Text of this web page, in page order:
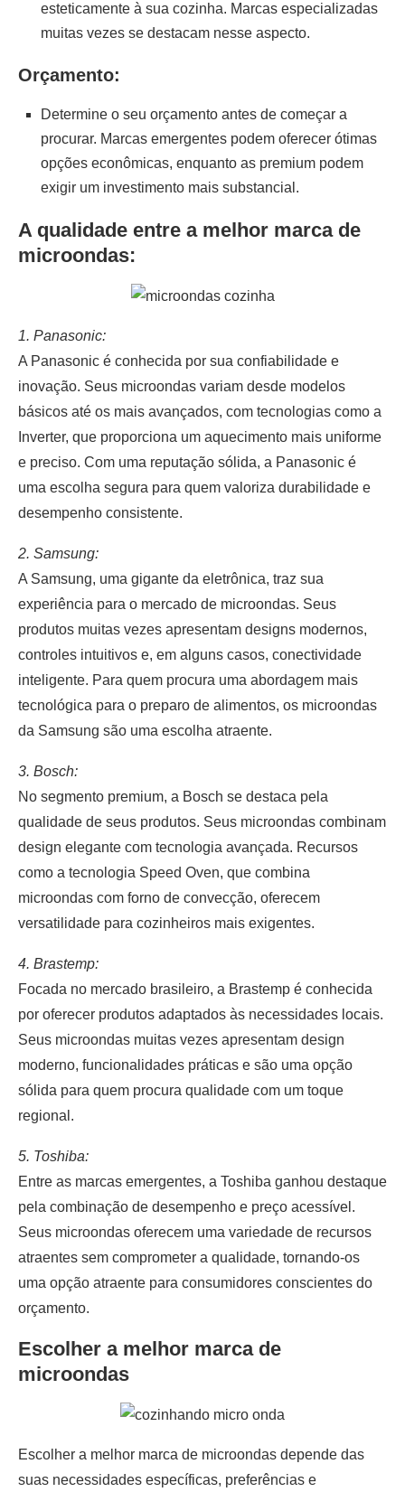
esteticamente à sua cozinha. Marcas especializadas
muitas vezes se destacam nesse aspecto.
Orçamento:
Determine o seu orçamento antes de começar a
procurar. Marcas emergentes podem oferecer ótimas
opções econômicas, enquanto as premium podem
exigir um investimento mais substancial.
A qualidade entre a melhor marca de
microondas:
1. Panasonic:
A Panasonic é conhecida por sua confiabilidade e
inovação. Seus microondas variam desde modelos
básicos até os mais avançados, com tecnologias como a
Inverter, que proporciona um aquecimento mais uniforme
e preciso. Com uma reputação sólida, a Panasonic é
uma escolha segura para quem valoriza durabilidade e
desempenho consistente.
2. Samsung:
A Samsung, uma gigante da eletrônica, traz sua
experiência para o mercado de microondas. Seus
produtos muitas vezes apresentam designs modernos,
controles intuitivos e, em alguns casos, conectividade
inteligente. Para quem procura uma abordagem mais
tecnológica para o preparo de alimentos, os microondas
da Samsung são uma escolha atraente.
3. Bosch:
No segmento premium, a Bosch se destaca pela
qualidade de seus produtos. Seus microondas combinam
design elegante com tecnologia avançada. Recursos
como a tecnologia Speed Oven, que combina
microondas com forno de convecção, oferecem
versatilidade para cozinheiros mais exigentes.
4. Brastemp:
Focada no mercado brasileiro, a Brastemp é conhecida
por oferecer produtos adaptados às necessidades locais.
Seus microondas muitas vezes apresentam design
moderno, funcionalidades práticas e são uma opção
sólida para quem procura qualidade com um toque
regional.
5. Toshiba:
Entre as marcas emergentes, a Toshiba ganhou destaque
pela combinação de desempenho e preço acessível.
Seus microondas oferecem uma variedade de recursos
atraentes sem comprometer a qualidade, tornando-os
uma opção atraente para consumidores conscientes do
orçamento.
Escolher a melhor marca de
microondas
Escolher a melhor marca de microondas depende das
suas necessidades específicas, preferências e